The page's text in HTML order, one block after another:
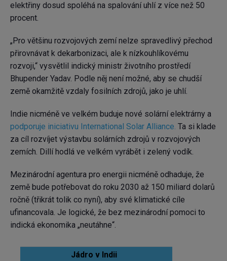
elektřiny dosud spoléhá na spalování uhlí z více než 50
procent.
„Pro většinu rozvojových zemí nelze spravedlivý přechod
přirovnávat k dekarbonizaci, ale k nízkouhlíkovému
rozvoji,“ vysvětlil indický ministr životního prostředí
Bhupender Yadav. Podle něj není možné, aby se chudší
země okamžitě vzdaly fosilních zdrojů, jako je uhlí.
Indie nicméně ve velkém buduje nové solární elektrárny a
podporuje iniciativu International Solar Alliance. Ta si klade
za cíl rozvíjet výstavbu solárních zdrojů v rozvojových
zemích. Dillí hodlá ve velkém vyrábět i zelený vodík.
Mezinárodní agentura pro energii nicméně odhaduje, že
země bude potřebovat do roku 2030 až 150 miliard dolarů
ročně (třikrát tolik co nyní), aby své klimatické cíle
ufinancovala. Je logické, že bez mezinárodní pomoci to
indická ekonomika „neutáhne“.
Jádro v Indii